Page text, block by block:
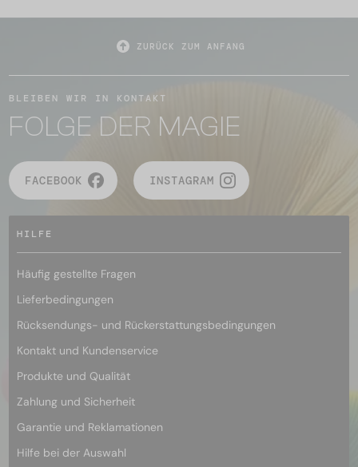
ZURÜCK ZUM ANFANG
BLEIBEN WIR IN KONTAKT
FOLGE DER MAGIE
FACEBOOK INSTAGRAM
HILFE
Häufig gestellte Fragen
Lieferbedingungen
Rücksendungs- und Rückerstattungsbedingungen
Kontakt und Kundenservice
Produkte und Qualität
Zahlung und Sicherheit
Garantie und Reklamationen
Hilfe bei der Auswahl